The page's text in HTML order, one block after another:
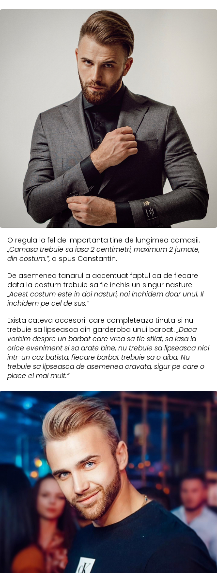
O regula la fel de importanta tine de lungimea camasii.
„Camasa trebuie sa iasa 2 centimetri, maximum 2 jumate,
din costum.”, a spus Constantin.
De asemenea tanarul a accentuat faptul ca de fiecare
data la costum trebuie sa fie inchis un singur nasture.
„Acest costum este in doi nasturi, noi inchidem doar unul. Il
inchidem pe cel de sus.”
Exista cateva accesorii care completeaza tinuta si nu
trebuie sa lipseasca din garderoba unui barbat.„Daca
vorbim despre un barbat care vrea sa fie stilat, sa iasa la
orice eveniment si sa arate bine, nu trebuie sa lipseasca nici
intr-un caz batista, fiecare barbat trebuie sa o aiba. Nu
trebuie sa lipseasca de asemenea cravata, sigur pe care o
place el mai mult.”